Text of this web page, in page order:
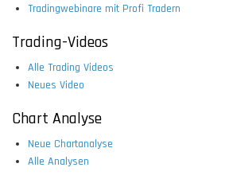
Tradingwebinare mit Profi Tradern
Trading-Videos
Alle Trading Videos
Neues Video
Chart Analyse
Neue Chartanalyse
Alle Analysen